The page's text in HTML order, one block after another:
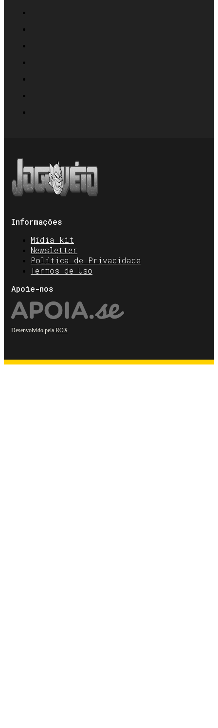
Informações
Mídia kit
Newsletter
Política de Privacidade
Termos de Uso
Apoie-nos
Desenvolvido pela ROX